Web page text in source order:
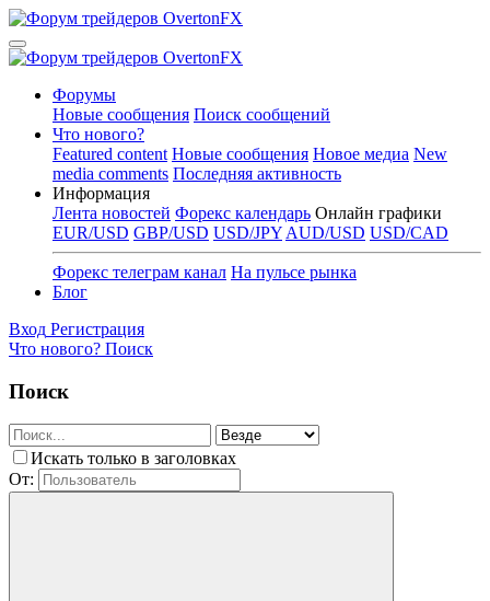
Форумы
Новые сообщения Поиск сообщений
Что нового?
Featured content Новые сообщения Новое медиа New
media comments Последняя активность
Информация
Лента новостей Форекс календарь Онлайн графики
EUR/USD GBP/USD USD/JPY AUD/USD USD/CAD
Форекс телеграм канал На пульсе рынка
Блог
Вход Регистрация
Что нового? Поиск
Поиск
Искать только в заголовках
От: